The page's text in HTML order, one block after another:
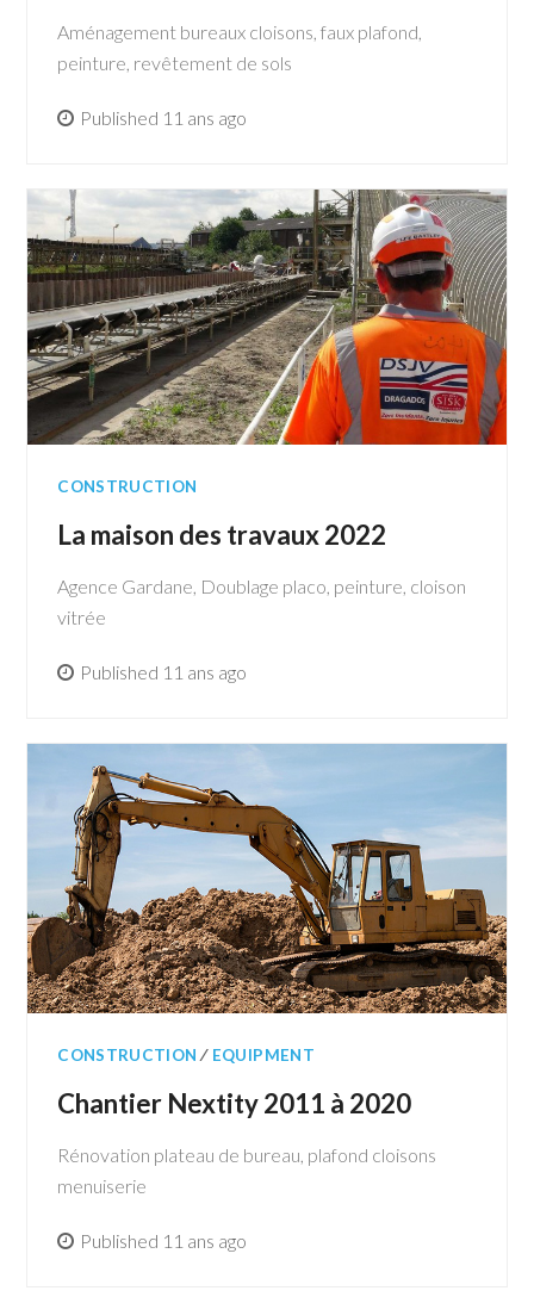
Aménagement bureaux cloisons, faux plafond,
peinture, revêtement de sols
Published 11 ans ago
CONSTRUCTION
La maison des travaux 2022
Agence Gardane, Doublage placo, peinture, cloison
vitrée
Published 11 ans ago
CONSTRUCTION ∕ EQUIPMENT
Chantier Nextity 2011 à 2020
Rénovation plateau de bureau, plafond cloisons
menuiserie
Published 11 ans ago